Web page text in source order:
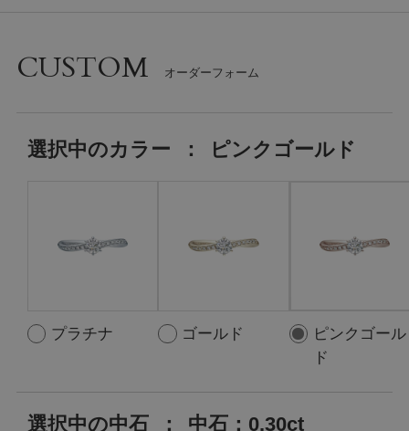
CUSTOM
選択中のカラー ： ピンクゴールド
プラチナ ゴールド
ピンクゴール
ド
選択中の中石 ： 中石：0.30ct